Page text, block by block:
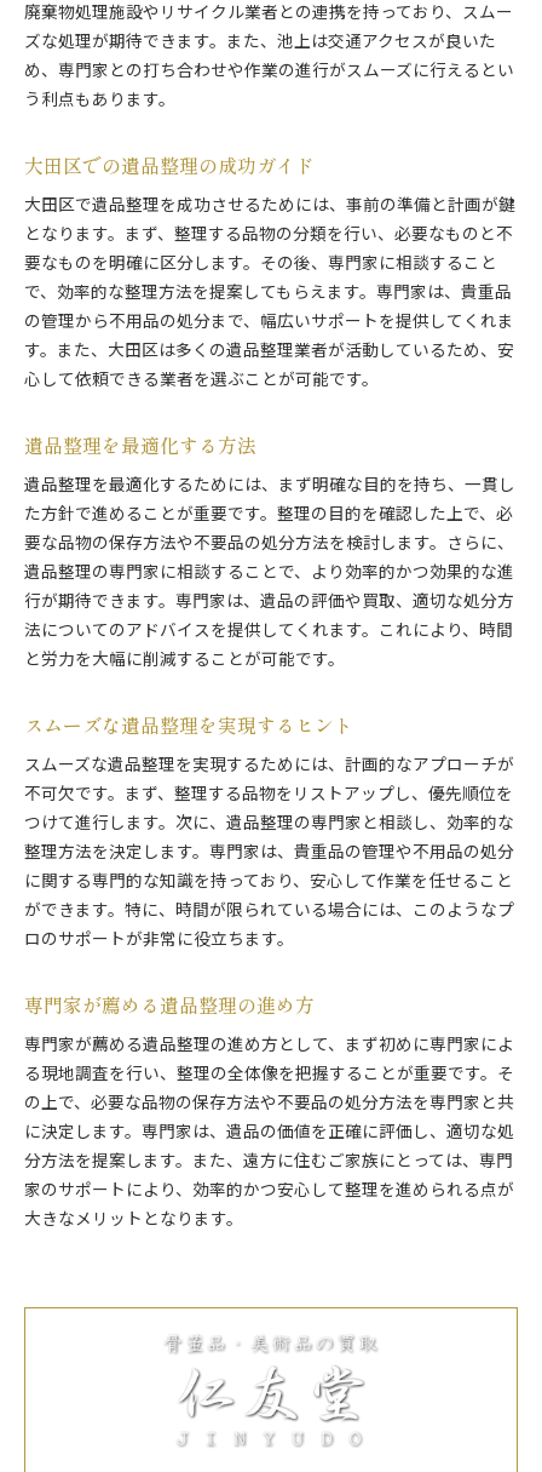
廃棄物処理施設やリサイクル業者との連携を持っており、スムー
ズな処理が期待できます。また、池上は交通アクセスが良いた
め、専門家との打ち合わせや作業の進行がスムーズに行えるとい
う利点もあります。
大田区での遺品整理の成功ガイド
大田区で遺品整理を成功させるためには、事前の準備と計画が鍵
となります。まず、整理する品物の分類を行い、必要なものと不
要なものを明確に区分します。その後、専門家に相談すること
で、効率的な整理方法を提案してもらえます。専門家は、貴重品
の管理から不用品の処分まで、幅広いサポートを提供してくれま
す。また、大田区は多くの遺品整理業者が活動しているため、安
心して依頼できる業者を選ぶことが可能です。
遺品整理を最適化する方法
遺品整理を最適化するためには、まず明確な目的を持ち、一貫し
た方針で進めることが重要です。整理の目的を確認した上で、必
要な品物の保存方法や不要品の処分方法を検討します。さらに、
遺品整理の専門家に相談することで、より効率的かつ効果的な進
行が期待できます。専門家は、遺品の評価や買取、適切な処分方
法についてのアドバイスを提供してくれます。これにより、時間
と労力を大幅に削減することが可能です。
スムーズな遺品整理を実現するヒント
スムーズな遺品整理を実現するためには、計画的なアプローチが
不可欠です。まず、整理する品物をリストアップし、優先順位を
つけて進行します。次に、遺品整理の専門家と相談し、効率的な
整理方法を決定します。専門家は、貴重品の管理や不用品の処分
に関する専門的な知識を持っており、安心して作業を任せること
ができます。特に、時間が限られている場合には、このようなプ
ロのサポートが非常に役立ちます。
専門家が薦める遺品整理の進め方
専門家が薦める遺品整理の進め方として、まず初めに専門家によ
る現地調査を行い、整理の全体像を把握することが重要です。そ
の上で、必要な品物の保存方法や不要品の処分方法を専門家と共
に決定します。専門家は、遺品の価値を正確に評価し、適切な処
分方法を提案します。また、遠方に住むご家族にとっては、専門
家のサポートにより、効率的かつ安心して整理を進められる点が
大きなメリットとなります。